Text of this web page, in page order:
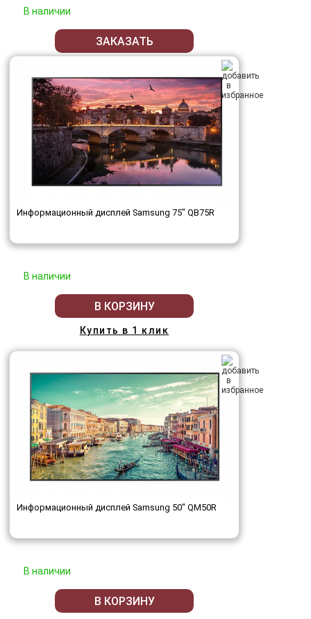
В наличии
ЗАКАЗАТЬ
Информационный дисплей Samsung 75" QB75R
В наличии
В КОРЗИНУ
Купить в 1 клик
Информационный дисплей Samsung 50" QM50R
В наличии
В КОРЗИНУ